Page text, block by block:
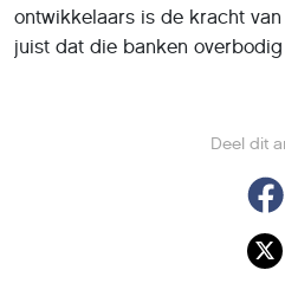
Deel dit
ontwikkelaars is de kracht
juist dat die banken